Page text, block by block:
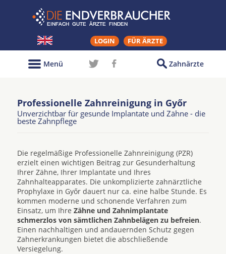
LOGIN FÜR ÄRZTE
Zahnärzte
Menü
Professionelle Zahnreinigung in Győr
Unverzichtbar für gesunde Implantate und Zähne - die
beste Zahnpflege
Die regelmäßige Professionelle Zahnreinigung (PZR)
erzielt einen wichtigen Beitrag zur Gesunderhaltung
Ihrer Zähne, Ihrer Implantate und Ihres
Zahnhalteapparates. Die unkomplizierte zahnärztliche
Prophylaxe in Győr dauert nur ca. eine halbe Stunde. Es
kommen moderne und schonende Verfahren zum
Einsatz, um Ihre Zähne und Zahnimplantate
schmerzlos von sämtlichen Zahnbelägen zu befreien.
Einen nachhaltigen und andauernden Schutz gegen
Zahnerkrankungen bietet die abschließende
Versiegelung.